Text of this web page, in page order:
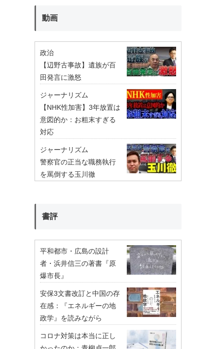
動画
政治
【辺野古事故】遺族が百
田発言に激怒
ジャーナリズム
【NHK性加害】3年放置は
意図的か：お粗末すぎる
対応
ジャーナリズム
警察官の正当な職務執行
を罵倒する玉川徹
書評
平和都市・広島の設計
者・浜井信三の著書『原
爆市長』
安保3文書改訂と中国の存
在感：『エネルギーの地
政学』を読みながら
コロナ対策は本当に正し